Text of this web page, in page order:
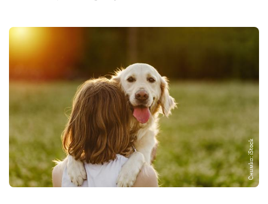
Снимка: iStock